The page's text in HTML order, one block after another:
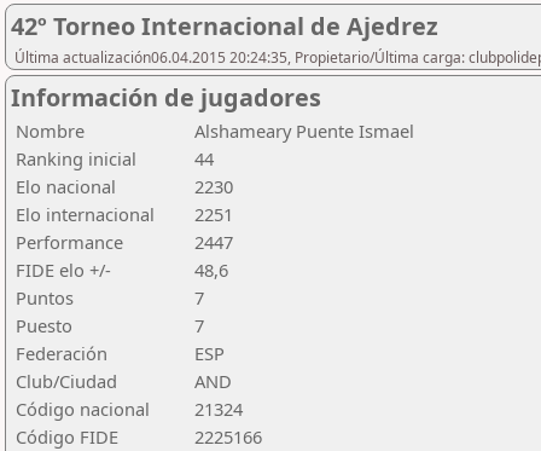
42º Torneo Internacional de Ajedrez
Última actualización06.04.2015 20:24:35, Propietario/Última carga:
Información de jugadores
Nombre
Alshameary Puente Ismael
Ranking inicial
44
Elo nacional
2230
Elo internacional
2251
Performance
2447
FIDE elo +/-
48,6
Puntos
7
Puesto
7
Federación
ESP
Club/Ciudad
AND
Código nacional
21324
Código FIDE
2225166